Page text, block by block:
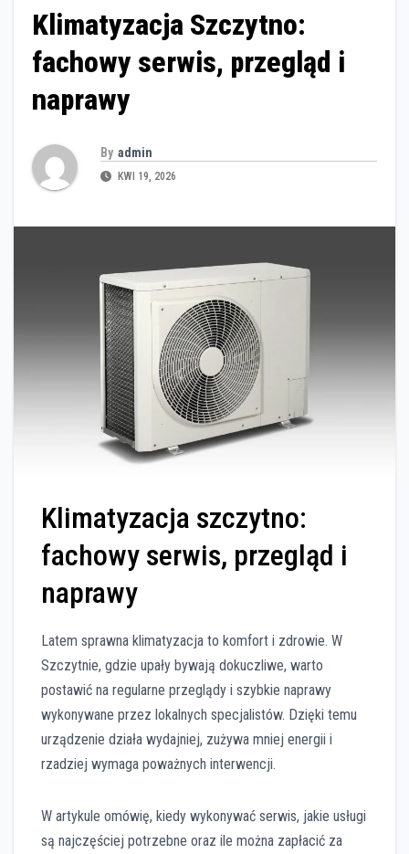
Klimatyzacja Szczytno:
fachowy serwis, przegląd i
naprawy
By admin
KWI 19, 2026
Klimatyzacja szczytno:
fachowy serwis, przegląd i
naprawy
Latem sprawna klimatyzacja to komfort i zdrowie. W
Szczytnie, gdzie upały bywają dokuczliwe, warto
postawić na regularne przeglądy i szybkie naprawy
wykonywane przez lokalnych specjalistów. Dzięki temu
urządzenie działa wydajniej, zużywa mniej energii i
rzadziej wymaga poważnych interwencji.
W artykule omówię, kiedy wykonywać serwis, jakie usługi
są najczęściej potrzebne oraz ile można zapłacić za